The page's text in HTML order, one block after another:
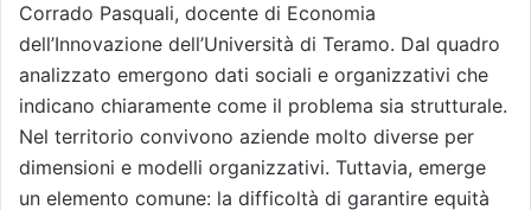
Corrado Pasquali, docente di Economia
dell’Innovazione dell’Università di Teramo. Dal quadro
analizzato emergono dati sociali e organizzativi che
indicano chiaramente come il problema sia strutturale.
Nel territorio convivono aziende molto diverse per
dimensioni e modelli organizzativi. Tuttavia, emerge
un elemento comune: la difficoltà di garantire equità